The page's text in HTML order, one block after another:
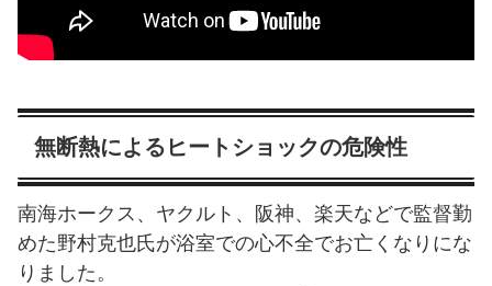
無断熱によるヒートショックの危険性
南海ホークス、ヤクルト、阪神、楽天などで監督勤
めた野村克也氏が浴室での心不全でお亡くなりにな
りました。